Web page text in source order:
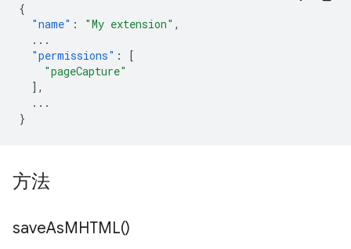
{
"name" : "My extension" ,
...
"permissions" :
[
"pageCapture"
],
...
}
方法
saveAsMHTML()